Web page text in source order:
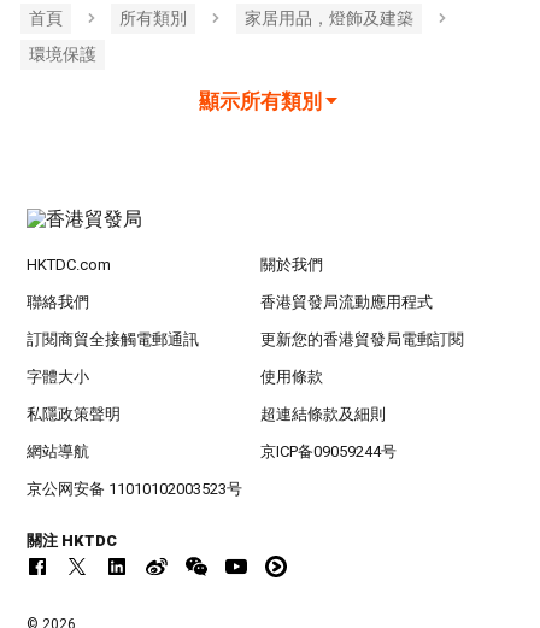
首頁 所有類別
家居用品，燈飾及建築
環境保護
顯示所有類別
HKTDC.com 關於我們
聯絡我們 香港貿發局流動應用程式
訂閱商貿全接觸電郵通訊 更新您的香港貿發局電郵訂閱
字體大小 使用條款
私隱政策聲明 超連結條款及細則
網站導航 京ICP备09059244号
京公网安备 11010102003523号
關注 HKTDC
© 2026